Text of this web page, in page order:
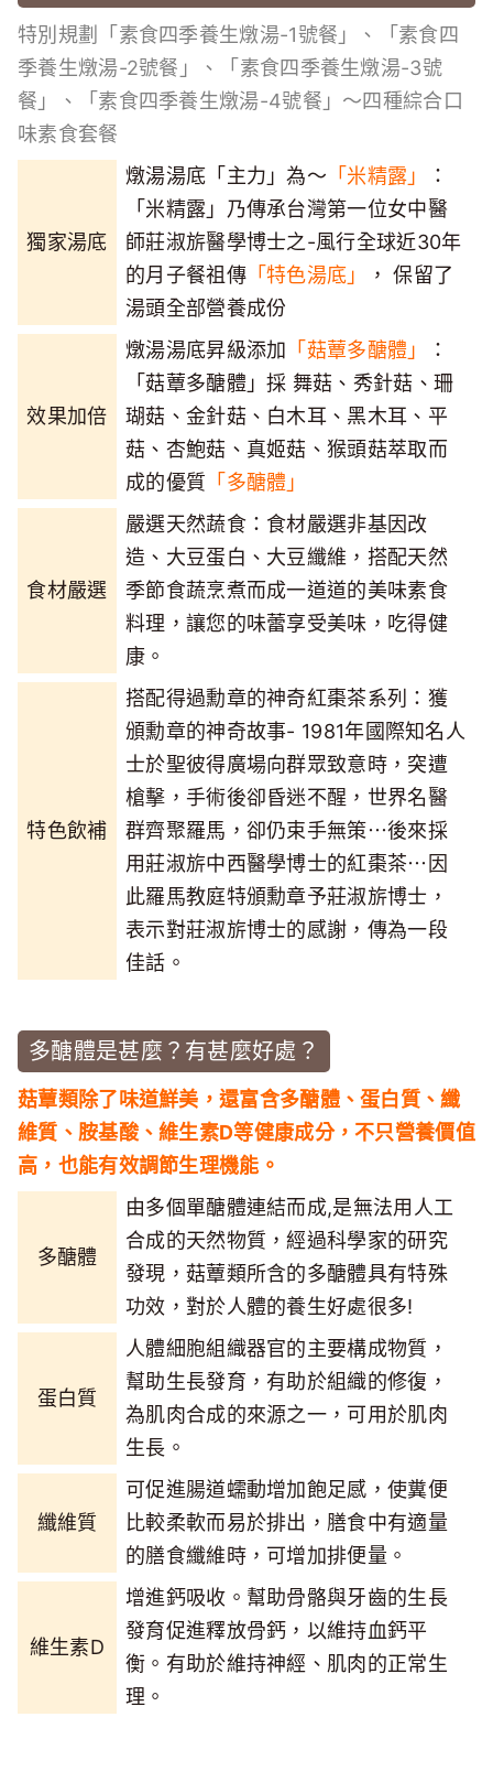
特別規劃「素食四季養生燉湯-1號餐」、「素食四
季養生燉湯-2號餐」、「素食四季養生燉湯-3號
餐」、「素食四季養生燉湯-4號餐」～四種綜合口
味素食套餐
獨家湯底
燉湯湯底「主力」為～ 「米精露」
：
「米精露」乃傳承台灣第一位女中醫
師莊淑旂醫學博士之-風行全球近30年
的月子餐祖傳「特色湯底」
， 保留了
湯頭全部營養成份
效果加倍
燉湯湯底昇級添加 「菇蕈多醣體」
：
「菇蕈多醣體」採 舞菇、秀針菇、珊
瑚菇、金針菇、白木耳、黑木耳、平
菇、杏鮑菇、真姬菇、猴頭菇萃取而
成的優質 「多醣體」
食材嚴選
嚴選天然蔬食：食材嚴選非基因改
造、大豆蛋白、大豆纖維，搭配天然
季節食蔬烹煮而成一道道的美味素食
料理，讓您的味蕾享受美味，吃得健
康。
特色飲補
搭配得過勳章的神奇紅棗茶系列：獲
頒勳章的神奇故事- 1981年國際知名人
士於聖彼得廣場向群眾致意時，突遭
槍擊，手術後卻昏迷不醒，世界名醫
群齊聚羅馬，卻仍束手無策⋯後來採
用莊淑旂中西醫學博士的紅棗茶⋯因
此羅馬教庭特頒勳章予莊淑旂博士，
表示對莊淑旂博士的感謝，傳為一段
佳話。
多醣體是甚麼？有甚麼好處？
菇蕈類除了味道鮮美，還富含多醣體、蛋白質、纖
維質、胺基酸、維生素D等健康成分，不只營養價值
高，也能有效調節生理機能。
多醣體
由多個單醣體連結而成,是無法用人工
合成的天然物質，經過科學家的研究
發現，菇蕈類所含的多醣體具有特殊
功效，對於人體的養生好處很多!
蛋白質
人體細胞組織器官的主要構成物質，
幫助生長發育，有助於組織的修復，
為肌肉合成的來源之一，可用於肌肉
生長。
纖維質
可促進腸道蠕動增加飽足感，使糞便
比較柔軟而易於排出，膳食中有適量
的膳食纖維時，可增加排便量。
維生素D
增進鈣吸收。幫助骨骼與牙齒的生長
發育促進釋放骨鈣，以維持血鈣平
衡。有助於維持神經、肌肉的正常生
理。